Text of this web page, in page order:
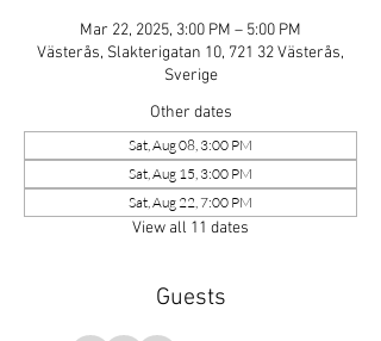
Mar 22, 2025, 3:00 PM – 5:00 PM
Västerås, Slakterigatan 10, 721 32 Västerås,
Sverige
Other dates
Sat, Aug 08, 3:00 PM
Sat, Aug 15, 3:00 PM
Sat, Aug 22, 7:00 PM
View all 11 dates
Guests